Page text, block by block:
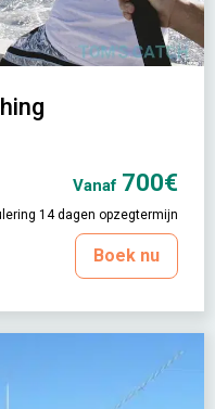
Vanaf 700€
14 dagen opzegtermijn
Boek nu